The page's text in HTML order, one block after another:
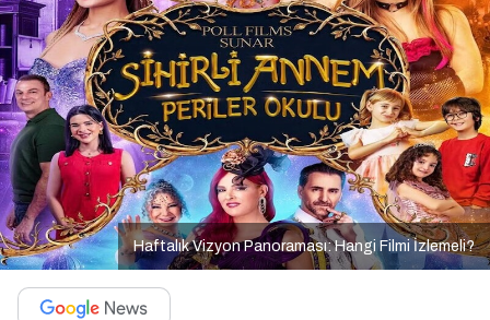
Haftalık Vizyon Panoraması: Hangi Filmi İzlemeli?